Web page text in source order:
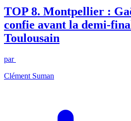
TOP 8. Montpellier :
confie avant la demi-
Toulousain
par
Clément Suman